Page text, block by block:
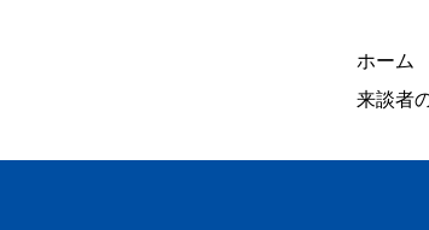
ホーム
来談者